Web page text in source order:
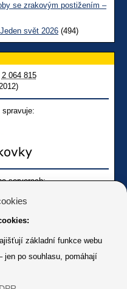
se zrakovým postižením –
svět 2026 (494)
2 064 815
serverech:
základní funkce webu
jen po souhlasu, pomáhají